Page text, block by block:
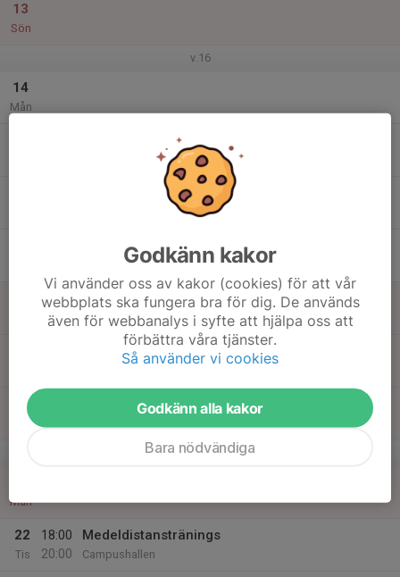
13
Sön
v.16
14
Mån
Medeldistanstränings
Medeldistansträning
Campushallen
Medeldistansträning
20
Sön
v.17
Mån
22
Tis
18:00
20:00
Medeldistanstränings
Campushallen
Godkänn kakor
Vi använder oss av kakor (cookies) för att vår
webbplats ska fungera bra för dig. De används
även för webbanalys i syfte att hjälpa oss att
förbättra våra tjänster.
Så använder vi cookies
Godkänn alla kakor
Bara nödvändiga